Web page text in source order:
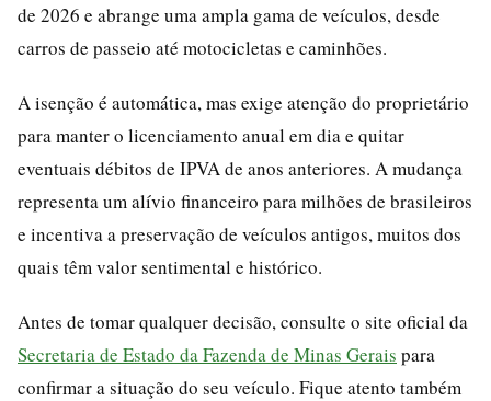
de 2026 e abrange uma ampla gama de veículos, desde
carros de passeio até motocicletas e caminhões.
A isenção é automática, mas exige atenção do proprietário
para manter o licenciamento anual em dia e quitar
eventuais débitos de IPVA de anos anteriores. A mudança
representa um alívio financeiro para milhões de brasileiros
e incentiva a preservação de veículos antigos, muitos dos
quais têm valor sentimental e histórico.
Antes de tomar qualquer decisão, consulte o site oficial da
Secretaria de Estado da Fazenda de Minas Gerais para
confirmar a situação do seu veículo. Fique atento também